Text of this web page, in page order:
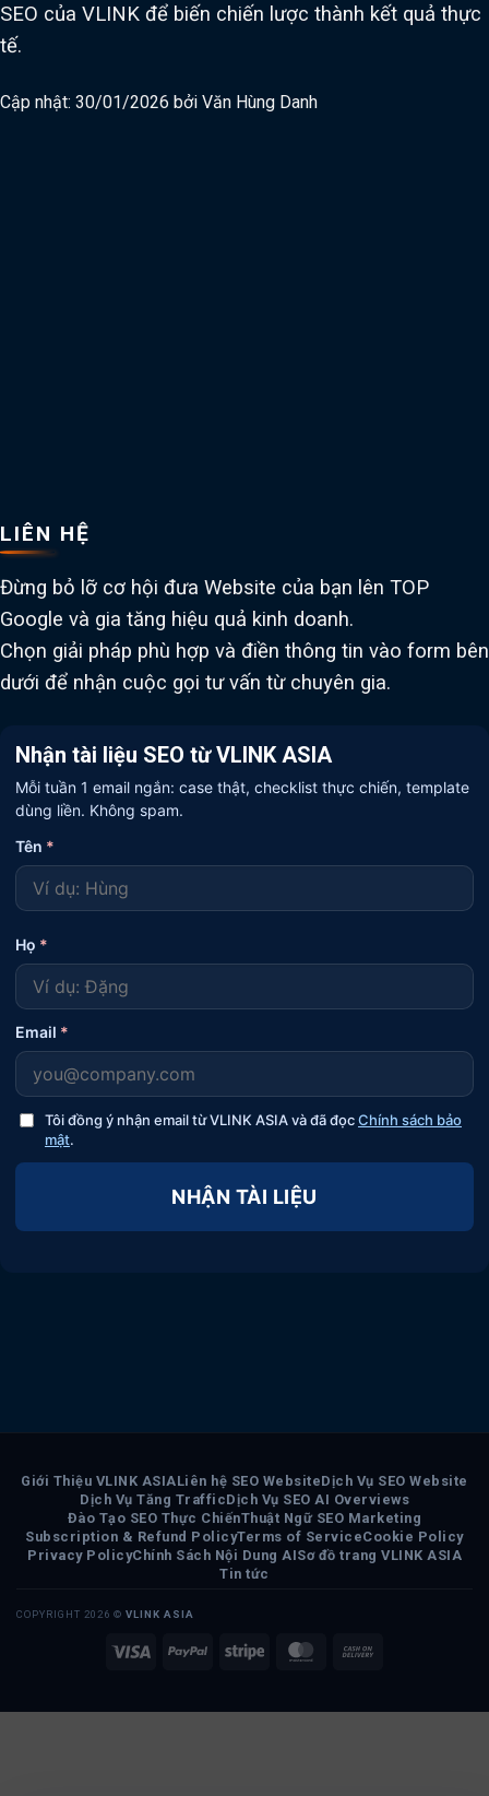
SEO của VLINK để biến chiến lược thành kết quả thực
tế.
Cập nhật: 30/01/2026 bởi Văn Hùng Danh
LIÊN HỆ
Đừng bỏ lỡ cơ hội đưa Website của bạn lên TOP
Google và gia tăng hiệu quả kinh doanh.
Chọn giải pháp phù hợp và điền thông tin vào form bên
dưới để nhận cuộc gọi tư vấn từ chuyên gia.
Nhận tài liệu SEO từ VLINK ASIA
Mỗi tuần 1 email ngắn: case thật, checklist thực chiến, template
dùng liền. Không spam.
Tên *
Họ *
Email *
Tôi đồng ý nhận email từ VLINK ASIA và đã đọcChính sách bảo
mật.
NHẬN TÀI LIỆU
Visa PayPalStripe MasterCard
Giới Thiệu VLINK ASIALiên hệ SEO WebsiteDịch Vụ SEO Website
Dịch Vụ Tăng TrafficDịch Vụ SEO AI Overviews
Đào Tạo SEO Thực ChiếnThuật Ngữ SEO Marketing
Subscription & Refund PolicyTerms of ServiceCookie Policy
Privacy PolicyChính Sách Nội Dung AISơ đồ trang VLINK ASIA
Tin tức
COPYRIGHT 2026 © VLINK ASIA